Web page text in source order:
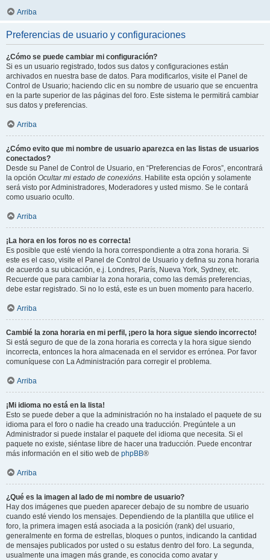
Arriba
Preferencias de usuario y configuraciones
¿Cómo se puede cambiar mi configuración?
Si es un usuario registrado, todos sus datos y configuraciones están
archivados en nuestra base de datos. Para modificarlos, visite el Panel de
Control de Usuario; haciendo clic en su nombre de usuario que se encuentra
en la parte superior de las páginas del foro. Este sistema le permitirá cambiar
sus datos y preferencias.
Arriba
¿Cómo evito que mi nombre de usuario aparezca en las listas de usuarios
conectados?
Desde su Panel de Control de Usuario, en “Preferencias de Foros”, encontrará
la opción Ocultar mi estado de conexións. Habilite esta opción y solamente
será visto por Administradores, Moderadores y usted mismo. Se le contará
como usuario oculto.
Arriba
¡La hora en los foros no es correcta!
Es posible que esté viendo la hora correspondiente a otra zona horaria. Si
este es el caso, visite el Panel de Control de Usuario y defina su zona horaria
de acuerdo a su ubicación, e.j. Londres, París, Nueva York, Sydney, etc.
Recuerde que para cambiar la zona horaria, como las demás preferencias,
debe estar registrado. Si no lo está, este es un buen momento para hacerlo.
Arriba
Cambié la zona horaria en mi perfil, ¡pero la hora sigue siendo incorrecto!
Si está seguro de que de la zona horaria es correcta y la hora sigue siendo
incorrecta, entonces la hora almacenada en el servidor es errónea. Por favor
comuníquese con La Administración para corregir el problema.
Arriba
¡Mi idioma no está en la lista!
Esto se puede deber a que la administración no ha instalado el paquete de su
idioma para el foro o nadie ha creado una traducción. Pregúntele a un
Administrador si puede instalar el paquete del idioma que necesita. Si el
paquete no existe, siéntase libre de hacer una traducción. Puede encontrar
más información en el sitio web de phpBB®
Arriba
¿Qué es la imagen al lado de mi nombre de usuario?
Hay dos imágenes que pueden aparecer debajo de su nombre de usuario
cuando esté viendo los mensajes. Dependiendo de la plantilla que utilice el
foro, la primera imagen está asociada a la posición (rank) del usuario,
generalmente en forma de estrellas, bloques o puntos, indicando la cantidad
de mensajes publicados por usted o su estatus dentro del foro. La segunda,
usualmente una imagen más grande, es conocida como avatar y